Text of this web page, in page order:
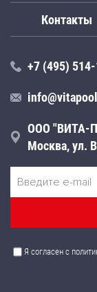
Контакты
+7 (495)
ООО "ВИТА-
Москва, ул.
Я согласен с